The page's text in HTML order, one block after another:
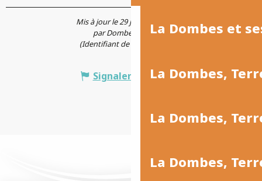
La Dombes et
La Dombes,
La Dombes,
La Dombes,
Mis à jour le 29 juin 2026 à 16:49
par Dombes Tourisme
(Identifiant de l'offre :
Signaler une erreur